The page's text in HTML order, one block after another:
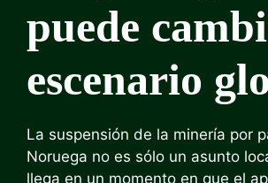
puede
escenario
La suspensión de la minería por
Noruega no es sólo un asunto
llega en un momento en que el